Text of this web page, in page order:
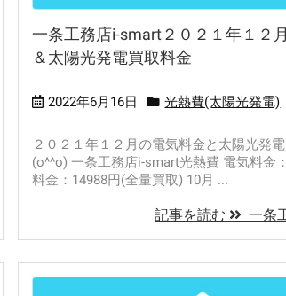
一条工務店i-smart２０２１年１２
＆太陽光発電買取料金
2022年6月16日 光熱費(太陽光発電)
２０２１年１２月の電気料金と太陽光発
(o^^o) 一条工務店i-smart光熱費 電気料金
料金：14988円(全量買取) 10月 ...
記事を読む 一条